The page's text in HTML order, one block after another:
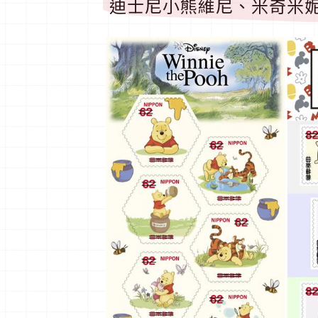
迪士尼小熊維尼、米奇米